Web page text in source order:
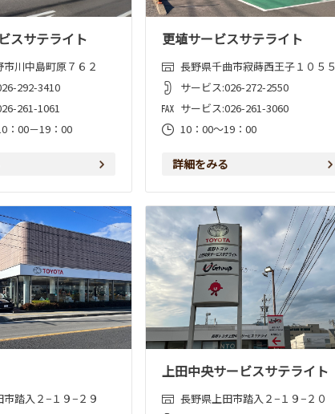
スサテライト
川中島町原７６２
292-3410
261-1061
：00－19：00
更埴サービスサテライト
長野県千曲市寂蒔西王子１０５５
サービス:026-272-2550
サービス:026-261-3060
10：00～19：00
詳細をみる
踏入２−１９−２９
上田中央サービスサテライト
長野県上田市踏入２−１９−２０